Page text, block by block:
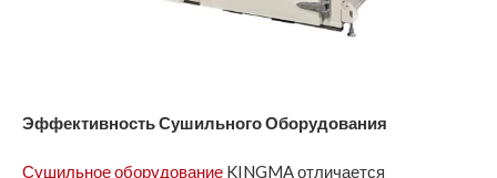
Эффективность Сушильного Оборудования
Сушильное оборудование KINGMA отличается